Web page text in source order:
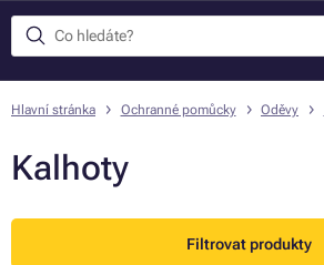
Hlavní stránka Ochranné pomůcky Oděvy
Kalhoty
Filtrovat produkty